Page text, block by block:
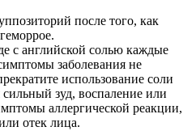
после того, как
с английской солью каждые
заболевания не
использование соли
зуд, воспаление или
аллергической реакции,
отек лица.